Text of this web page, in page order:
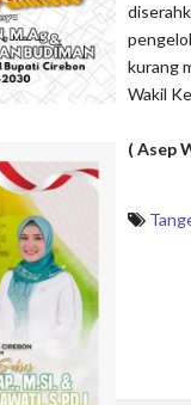
kurang
Wakil
( Asep